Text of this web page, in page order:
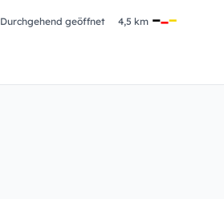
Durchgehend geöffnet 4,5 km